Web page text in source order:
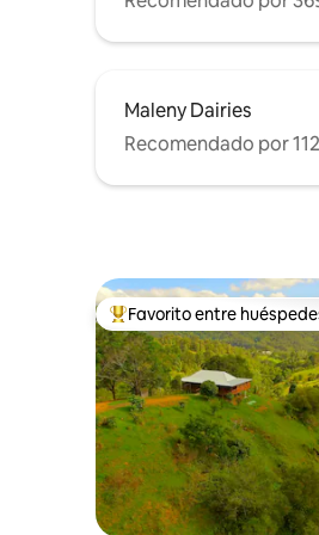
Maleny Dairies
Recomendado por
De los mejores en Favorito
Favorito entre